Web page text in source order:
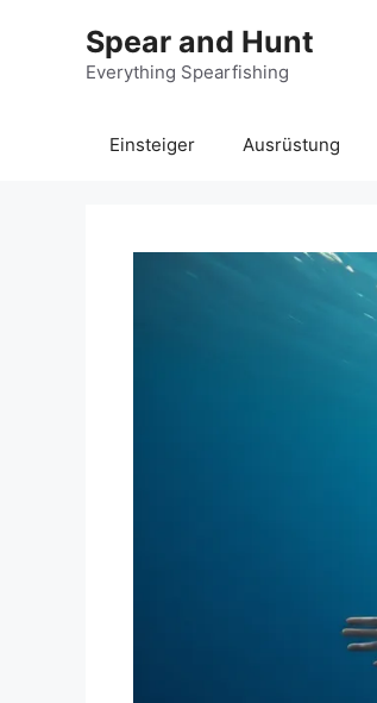
Spear and Hunt
Everything Spearfishing
Einsteiger Ausrüstung